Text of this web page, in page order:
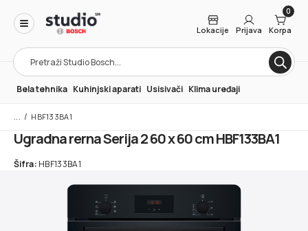
Products
search
Lokacije Prijava
0
Korpa
Bela tehnika Kuhinjski aparati Usisivači Klima uređaji
/ HBF133BA1
Ugradna rerna Serija 2 60 x 60 cm HBF133BA1
Šifra: HBF133BA1